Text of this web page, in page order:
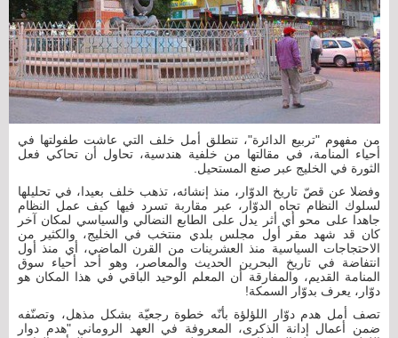
من مفهوم "تربيع الدائرة"، تنطلق أمل خلف التي عاشت طفولتها في
أحياء المنامة، في مقالتها من خلفية هندسية، تحاول أن تحاكي فعل
الثورة في الخليج عبر صنع المستحيل.
وفضلا عن قصّ تاريخ الدوّار، منذ إنشائه، تذهب خلف بعيدا، في تحليلها
لسلوك النظام تجاه الدوّار، عبر مقاربة تسرد فيها كيف عمل النظام
جاهدا على محو أي أثر يدل على الطابع النضالي والسياسي لمكان آخر
كان قد شهد مقر أول مجلس بلدي منتخب في الخليج، والكثير من
الاحتجاجات السياسية منذ العشرينات من القرن الماضي، أي منذ أول
انتفاضة في تاريخ البحرين الحديث والمعاصر، وهو أحد أحياء سوق
المنامة القديم، والمفارقة أن المعلم الوحيد الباقي في هذا المكان هو
دوّار، يعرف بدوّار السمكة!
تصف أمل هدم دوّار اللؤلؤة بأنّه خطوة رجعيّة بشكل مذهل، وتصنّفه
ضمن أعمال إدانة الذكرى، المعروفة في العهد الروماني "هدم دوار